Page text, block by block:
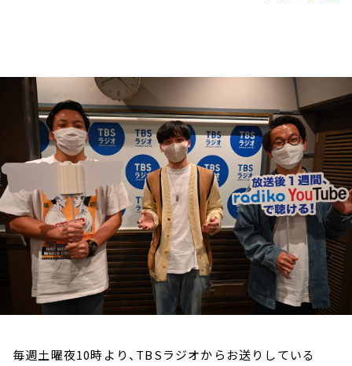
イベント・グッズ
YouTube
会社情報
毎週土曜夜10時より、TBSラジオからお送りしている